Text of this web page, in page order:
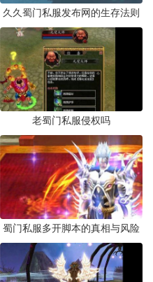
久久蜀门私服发布网的生存法则
老蜀门私服侵权吗
蜀门私服多开脚本的真相与风险